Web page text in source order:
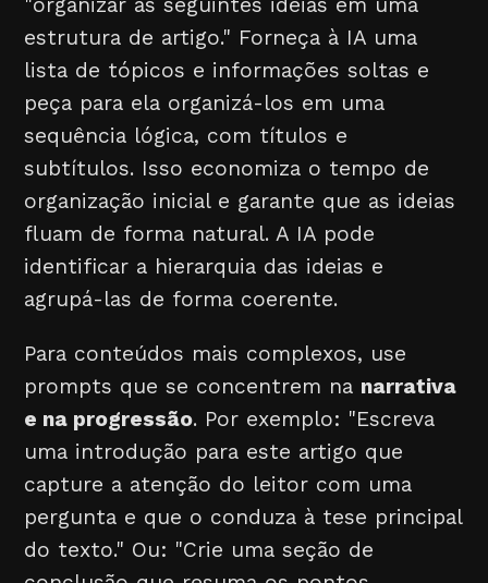
"organizar as seguintes ideias em uma
estrutura de artigo." Forneça à IA uma
lista de tópicos e informações soltas e
peça para ela organizá-los em uma
sequência lógica, com títulos e
subtítulos. Isso economiza o tempo de
organização inicial e garante que as ideias
fluam de forma natural. A IA pode
identificar a hierarquia das ideias e
agrupá-las de forma coerente.
Para conteúdos mais complexos, use
prompts que se concentrem na narrativa
e na progressão. Por exemplo: "Escreva
uma introdução para este artigo que
capture a atenção do leitor com uma
pergunta e que o conduza à tese principal
do texto." Ou: "Crie uma seção de